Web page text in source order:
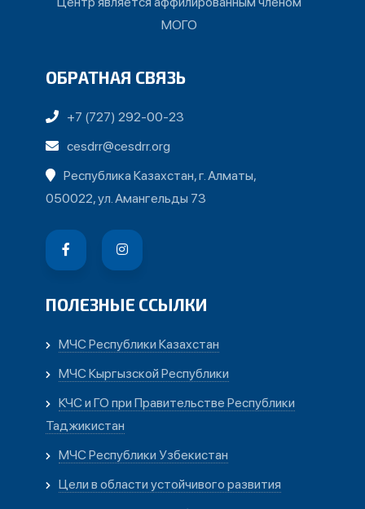
МОГО
ОБРАТНАЯ СВЯЗЬ
+7 (727) 292-00-23
cesdrr@cesdrr.org
Республика Казахстан, г. Алматы,
050022, ул. Амангельды 73
ПОЛЕЗНЫЕ ССЫЛКИ
МЧС Республики Казахстан
МЧС Кыргызской Республики
КЧС и ГО при Правительстве Республики
Таджикистан
МЧС Республики Узбекистан
Цели в области устойчивого развития